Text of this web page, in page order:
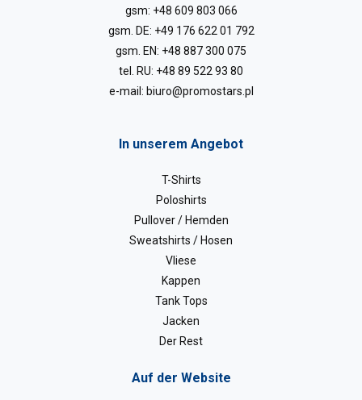
gsm: +48 609 803 066
gsm. DE: +49 176 622 01 792
gsm. EN: +48 887 300 075
tel. RU: +48 89 522 93 80
e-mail: biuro@promostars.pl
In unserem Angebot
T-Shirts
Poloshirts
Pullover / Hemden
Sweatshirts / Hosen
Vliese
Kappen
Tank Tops
Jacken
Der Rest
Auf der Website